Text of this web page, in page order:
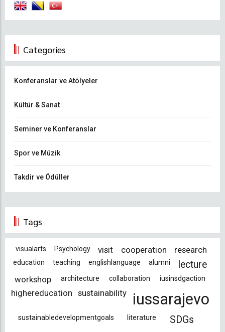
Categories
Konferanslar ve Atölyeler
Kültür & Sanat
Seminer ve Konferanslar
Spor ve Müzik
Takdir ve Ödüller
Tags
visualarts Psychology visit cooperation research
education teaching englishlanguage alumni lecture
workshop architecture collaboration iusinsdgaction
highereducation sustainability iussarajevo
sustainabledevelopmentgoals literature SDGs